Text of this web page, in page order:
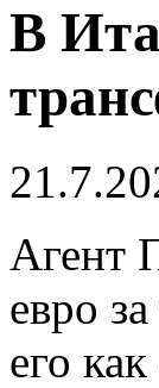
В
Агент
евро
его